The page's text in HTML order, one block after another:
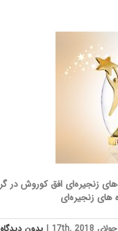
زنجیره‌ای